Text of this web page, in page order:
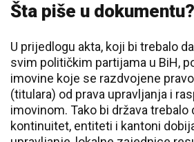
Šta piše u dokumentu?
U prijedlogu akta, koji bi trebalo
svim političkim partijama u BiH,
imovine koje se razdvojene
(titulara) od prava upravljanja i
imovinom. Tako bi država trebalo
kontinuitet, entiteti i kantoni